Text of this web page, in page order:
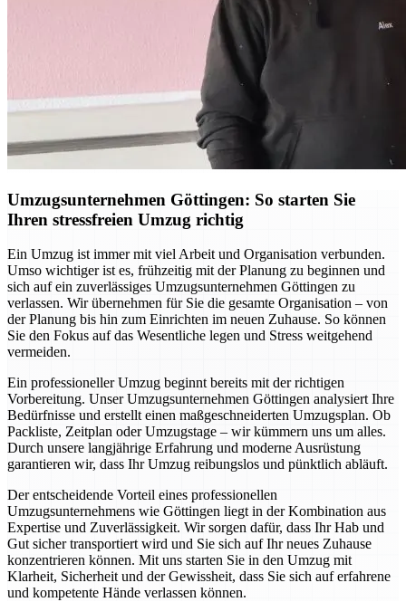
Umzugsunternehmen Göttingen: So starten Sie
Ihren stressfreien Umzug richtig
Ein Umzug ist immer mit viel Arbeit und Organisation verbunden.
Umso wichtiger ist es, frühzeitig mit der Planung zu beginnen und
sich auf ein zuverlässiges Umzugsunternehmen Göttingen zu
verlassen. Wir übernehmen für Sie die gesamte Organisation – von
der Planung bis hin zum Einrichten im neuen Zuhause. So können
Sie den Fokus auf das Wesentliche legen und Stress weitgehend
vermeiden.
Ein professioneller Umzug beginnt bereits mit der richtigen
Vorbereitung. Unser Umzugsunternehmen Göttingen analysiert Ihre
Bedürfnisse und erstellt einen maßgeschneiderten Umzugsplan. Ob
Packliste, Zeitplan oder Umzugstage – wir kümmern uns um alles.
Durch unsere langjährige Erfahrung und moderne Ausrüstung
garantieren wir, dass Ihr Umzug reibungslos und pünktlich abläuft.
Der entscheidende Vorteil eines professionellen
Umzugsunternehmens wie Göttingen liegt in der Kombination aus
Expertise und Zuverlässigkeit. Wir sorgen dafür, dass Ihr Hab und
Gut sicher transportiert wird und Sie sich auf Ihr neues Zuhause
konzentrieren können. Mit uns starten Sie in den Umzug mit
Klarheit, Sicherheit und der Gewissheit, dass Sie sich auf erfahrene
und kompetente Hände verlassen können.